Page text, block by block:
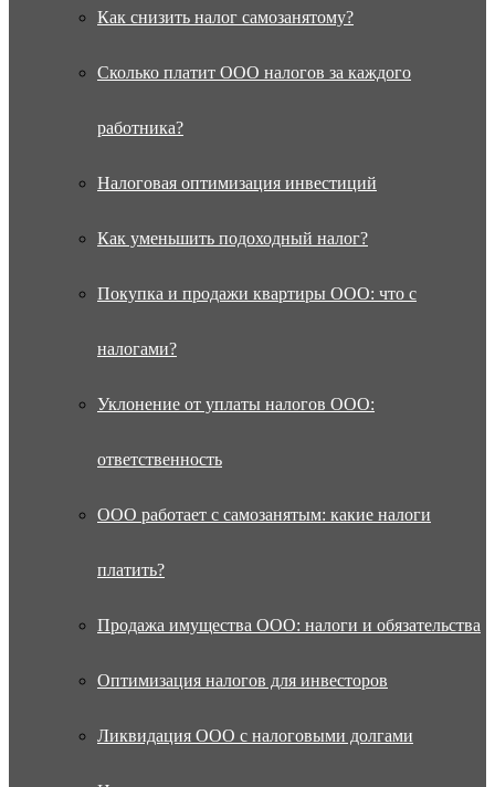
Как снизить налог самозанятому?
Сколько платит ООО налогов за каждого
работника?
Налоговая оптимизация инвестиций
Как уменьшить подоходный налог?
Покупка и продажи квартиры ООО: что с
налогами?
Уклонение от уплаты налогов ООО:
ответственность
ООО работает с самозанятым: какие налоги
платить?
Продажа имущества ООО: налоги и обязательства
Оптимизация налогов для инвесторов
Ликвидация ООО с налоговыми долгами